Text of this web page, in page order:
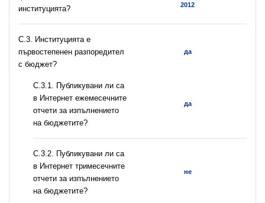
институцията?
2012
C.3. Институцията е
първостепенен разпоредител
с бюджет?
да
С.3.1. Публикувани ли са
в Интернет ежемесечните
отчети за изпълнението
на бюджетите?
да
С.3.2. Публикувани ли са
в Интернет тримесечните
отчети за изпълнението
на бюджетите?
не